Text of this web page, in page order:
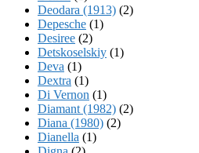
Deodara (1913) (2)
Depesche (1)
Desiree (2)
Detskoselskiy (1)
Deva (1)
Dextra (1)
Di Vernon (1)
Diamant (1982) (2)
Diana (1980) (2)
Dianella (1)